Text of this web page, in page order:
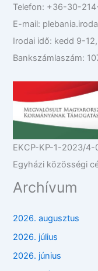
Telefon: +36-30-
E-mail:
Irodai idő: kedd 9-
Bankszámlaszám:
EKCP-KP-1-2023/4-
Egyházi közösségi
Archívum
2026. augusztus
2026. július
2026. június